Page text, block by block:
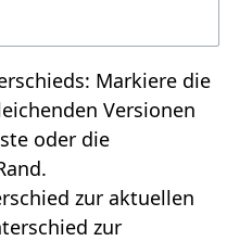
Markiere die
Versionen
oder die
zur aktuellen
zur